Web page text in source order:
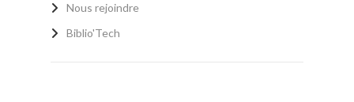
Nous rejoindre
Biblio'Tech